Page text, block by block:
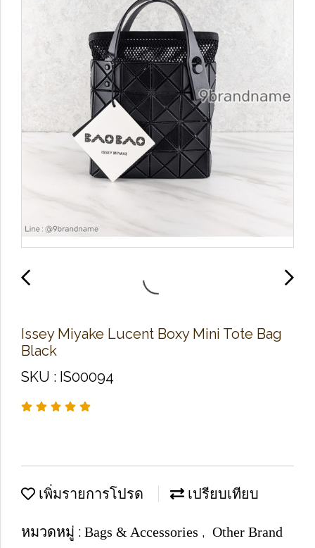
Issey Miyake Lucent Boxy Mini Tote Bag
Black
SKU : IS00094
เพิ่มรายการโปรด เปรียบเทียบ
หมวดหมู่ : Bags & Accessories , Other Brand